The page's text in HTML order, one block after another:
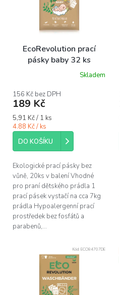
EcoRevolution prací
pásky baby 32 ks
produktu
je
z
5
hvězdiček.
Skladem
156 Kč bez DPH
189 Kč
Měrná
cena:
5,91 Kč / 1 ks
4.88 Kč / ks
DO KOŠÍKU
Ekologické prací pásky bez
vůně, 20ks v balení Vhodné
pro praní dětského prádla 1
prací pásek vystačí na cca 7kg
prádla Hypoalergenní prací
prostředek bez fosfátů a
parabenů,...
Kód: ECO84707DE